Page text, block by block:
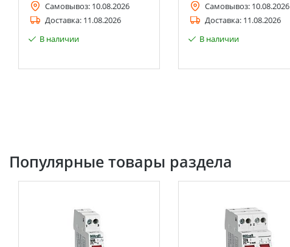
Самовывоз: 10.08.2026
Доставка: 11.08.2026
В наличии
Самовывоз: 10.08.2026
Доставка: 11.08.2026
В наличии
Популярные товары раздела